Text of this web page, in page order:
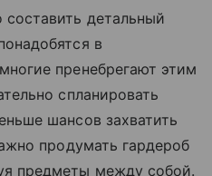
детальный
в
пренебрегают этим
спланировать
шансов захватить
продумать гардероб
предметы между собой.